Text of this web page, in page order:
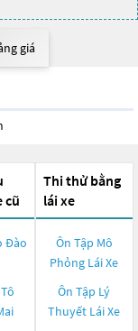
giá
cũ
Đào
Thi thử bằng
lái xe
Ôn Tập Mô
Phỏng Lái Xe
Ôn Tập Lý
Thuyết Lái Xe